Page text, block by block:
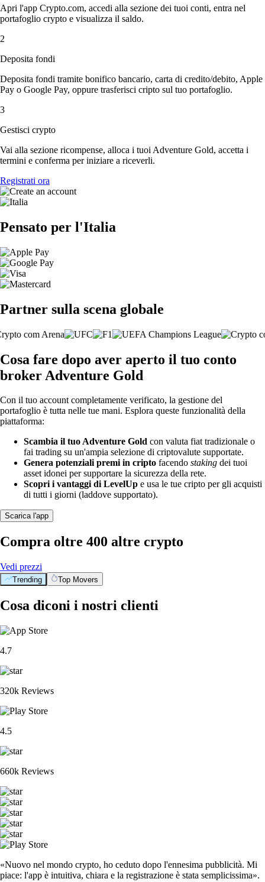
Apri l'app Crypto.com, accedi alla sezione dei tuoi conti, entra nel
portafoglio crypto e visualizza il saldo.
2
Deposita fondi
Deposita fondi tramite bonifico bancario, carta di credito/debito, Apple
Pay o Google Pay, oppure trasferisci cripto sul tuo portafoglio.
3
Gestisci crypto
Vai alla sezione ricompense, alloca i tuoi Adventure Gold, accetta i
termini e conferma per iniziare a riceverli.
Registrati ora
Pensato per l'Italia
Partner sulla scena globale
Cosa fare dopo aver aperto il tuo conto
broker Adventure Gold
Con il tuo account completamente verificato, la gestione del
portafoglio è tutta nelle tue mani. Esplora queste funzionalità della
piattaforma:
Scambia il tuo Adventure Gold con valuta fiat tradizionale o
fai trading su un'ampia selezione di criptovalute supportate.
Genera potenziali premi in cripto facendo staking dei tuoi
asset idonei per supportare la sicurezza della rete.
Scopri i vantaggi di LevelUp e usa le tue cripto per gli acquisti
di tutti i giorni (laddove supportato).
Scarica l'app
Compra oltre 400 altre crypto
Vedi prezzi
Trending Top Movers
Cosa diconi i nostri clienti
4.7
320k Reviews
4.5
660k Reviews
«Nuovo nel mondo crypto, ho ceduto dopo l'ennesima pubblicità. Mi
piace: l'app è intuitiva, chiara e la registrazione è stata semplicissima».